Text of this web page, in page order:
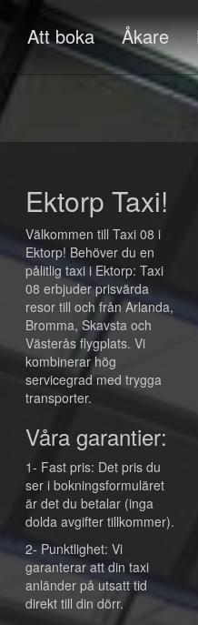
Att boka Åkare
Ektorp Taxi!
Välkommen till Taxi 08 i
Ektorp! Behöver du en
pålitlig taxi i Ektorp: Taxi
08 erbjuder prisvärda
resor till och från Arlanda,
Bromma, Skavsta och
Västerås flygplats. Vi
kombinerar hög
servicegrad med trygga
transporter.
Våra garantier:
1- Fast pris: Det pris du
ser i bokningsformuläret
är det du betalar (inga
dolda avgifter tillkommer).
2- Punktlighet: Vi
garanterar att din taxi
anländer på utsatt tid
direkt till din dörr.